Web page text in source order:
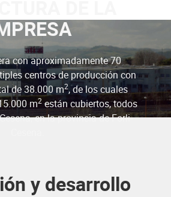
con aproximadamente 70
centros de producción con
de 38.000 m2, de los cuales
m2 están cubiertos, todos
en la provincia de Forli-
y desarrollo